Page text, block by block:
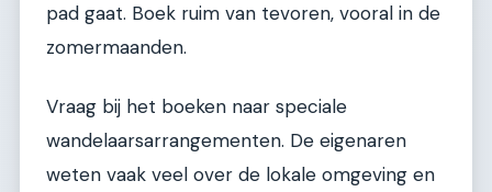
pad gaat. Boek ruim van tevoren, vooral in de
zomermaanden.
Vraag bij het boeken naar speciale
wandelaarsarrangementen. De eigenaren
weten vaak veel over de lokale omgeving en